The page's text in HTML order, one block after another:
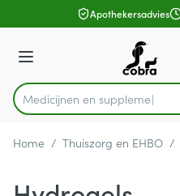
Ga naar de inhoudApothekersadvies
Menu
Product, merk, categorie...
M
Home / Thuiszorg en EHBO /